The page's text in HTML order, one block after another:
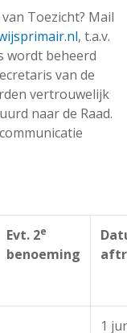
Toezicht? Mail
, t.a.v.
wordt beheerd
van de
vertrouwelijk
naar de Raad.
Evt. 2e
benoeming
1